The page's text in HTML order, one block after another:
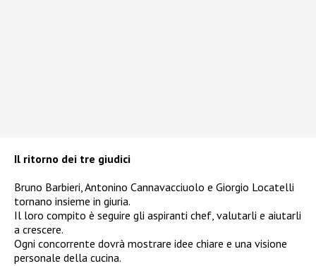
Il ritorno dei tre giudici
Bruno Barbieri, Antonino Cannavacciuolo e Giorgio Locatelli
tornano insieme in giuria.
Il loro compito è seguire gli aspiranti chef, valutarli e aiutarli
a crescere.
Ogni concorrente dovrà mostrare idee chiare e una visione
personale della cucina.